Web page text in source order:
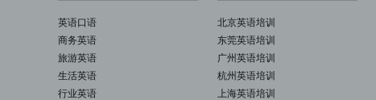
英语口语
商务英语
旅游英语
生活英语
行业英语
北京英语培训
东莞英语培训
广州英语培训
杭州英语培训
上海英语培训